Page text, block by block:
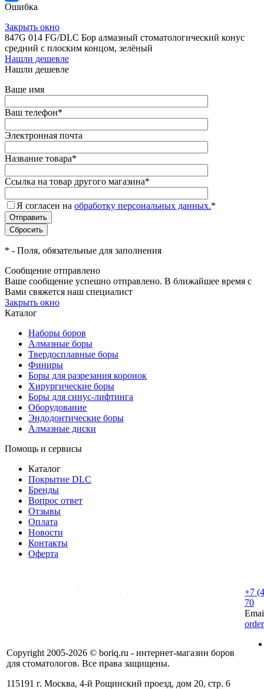
Ошибка
Закрыть окно
847G 014 FG/DLC Бор алмазный стоматологический конус
средний с плоским концом, зелёный
Нашли дешевле
Нашли дешевле
Ваше имя
Ваш телефон*
Электронная почта
Название товара*
Ссылка на товар другого магазина*
Я согласен на обработку персональных данных.*
* - Поля, обязательные для заполнения
Сообщение отправлено
Ваше сообщение успешно отправлено. В ближайшее время с
Вами свяжется наш специалист
Закрыть окно
Каталог
Наборы боров
Алмазные боры
Твердосплавные боры
Финиры
Боры для разрезания коронок
Хирургические боры
Боры для синус-лифтинга
Оборудование
Эндодонтические боры
Алмазные диски
Помощь и сервисы
Каталог
Покрытие DLC
Бренды
Вопрос ответ
Отзывы
Оплата
Новости
Контакты
Оферта
Copyright 2005-2026 © boriq.ru - интернет-магазин боров
для стоматологов. Все права защищены.
115191 г. Москва, 4-й Рощинский проезд, дом 20, стр. 6
+7
70